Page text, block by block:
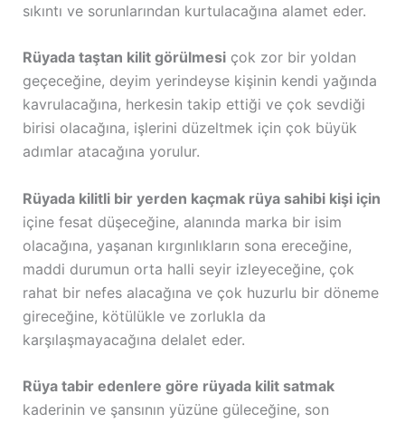
sıkıntı ve sorunlarından kurtulacağına alamet eder.
Rüyada taştan kilit görülmesiçok zor bir yoldan
geçeceğine, deyim yerindeyse kişinin kendi yağında
kavrulacağına, herkesin takip ettiği ve çok sevdiği
birisi olacağına, işlerini düzeltmek için çok büyük
adımlar atacağına yorulur.
Rüyada kilitli bir yerden kaçmak rüya sahibi kişi için
içine fesat düşeceğine, alanında marka bir isim
olacağına, yaşanan kırgınlıkların sona ereceğine,
maddi durumun orta halli seyir izleyeceğine, çok
rahat bir nefes alacağına ve çok huzurlu bir döneme
gireceğine, kötülükle ve zorlukla da
karşılaşmayacağına delalet eder.
Rüya tabir edenlere göre rüyada kilit satmak
kaderinin ve şansının yüzüne güleceğine, son